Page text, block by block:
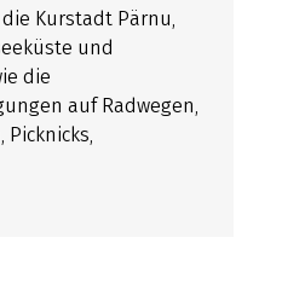
Kurstadt Pärnu,
und
die
auf Radwegen,